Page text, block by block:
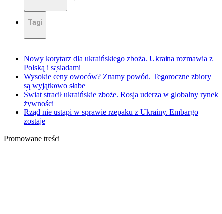
Tagi
Nowy korytarz dla ukraińskiego zboża. Ukraina rozmawia z
Polską i sąsiadami
Wysokie ceny owoców? Znamy powód. Tegoroczne zbiory
są wyjątkowo słabe
Świat stracił ukraińskie zboże. Rosja uderza w globalny rynek
żywności
Rząd nie ustąpi w sprawie rzepaku z Ukrainy. Embargo
zostaje
Promowane treści